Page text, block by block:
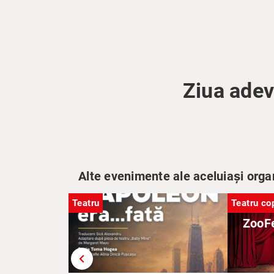
Ziua
Alte evenimente ale aceluiași
chevron_left
Teatru Teatru